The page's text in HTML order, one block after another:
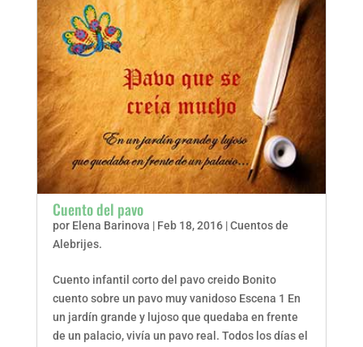
Cuento del pavo
por Elena Barinova | Feb 18, 2016|Cuentos de
Alebrijes.
Cuento infantil corto del pavo creido Bonito
cuento sobre un pavo muy vanidoso Escena 1 En
un jardín grande y lujoso que quedaba en frente
de un palacio, vivía un pavo real. Todos los días el